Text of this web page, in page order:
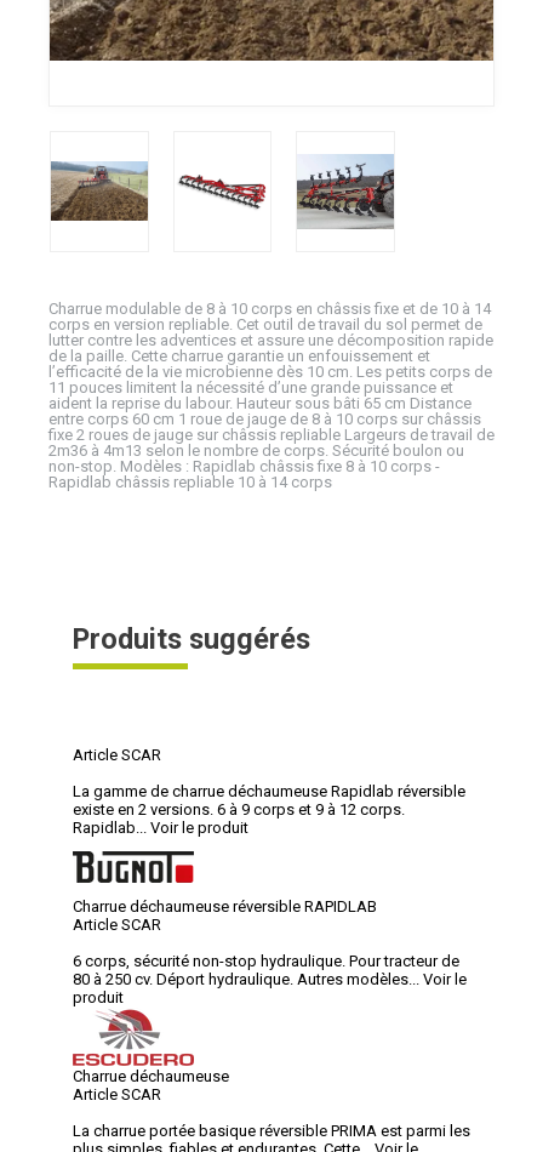
Charrue modulable de 8 à 10 corps en châssis fixe et de 10 à 14
corps en version repliable. Cet outil de travail du sol permet de
lutter contre les adventices et assure une décomposition rapide
de la paille. Cette charrue garantie un enfouissement et
l’efficacité de la vie microbienne dès 10 cm. Les petits corps de
11 pouces limitent la nécessité d’une grande puissance et
aident la reprise du labour. Hauteur sous bâti 65 cm Distance
entre corps 60 cm 1 roue de jauge de 8 à 10 corps sur châssis
fixe 2 roues de jauge sur châssis repliable Largeurs de travail de
2m36 à 4m13 selon le nombre de corps. Sécurité boulon ou
non-stop. Modèles : Rapidlab châssis fixe 8 à 10 corps -
Rapidlab châssis repliable 10 à 14 corps
Produits suggérés
Article SCAR
La gamme de charrue déchaumeuse Rapidlab réversible
existe en 2 versions. 6 à 9 corps et 9 à 12 corps.
Rapidlab...
Voir le produit
Charrue déchaumeuse réversible RAPIDLAB
Article SCAR
6 corps, sécurité non-stop hydraulique. Pour tracteur de
80 à 250 cv. Déport hydraulique. Autres modèles...
Voir le
produit
Charrue déchaumeuse
Article SCAR
La charrue portée basique réversible PRIMA est parmi les